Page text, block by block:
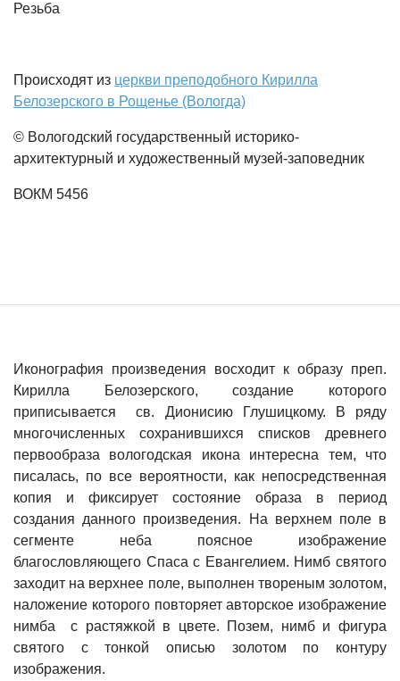
Резьба
Происходят из церкви преподобного Кирилла
Белозерского в Рощенье (Вологда)
© Вологодский государственный историко-
архитектурный и художественный музей-заповедник
ВОКМ 5456
Иконография произведения восходит к образу преп.
Кирилла Белозерского, создание которого
приписывается св. Дионисию Глушицкому. В ряду
многочисленных сохранившихся списков древнего
первообраза вологодская икона интересна тем, что
писалась, по все вероятности, как непосредственная
копия и фиксирует состояние образа в период
создания данного произведения. На верхнем поле в
сегменте неба поясное изображение
благословляющего Спаса с Евангелием. Нимб святого
заходит на верхнее поле, выполнен твореным золотом,
наложение которого повторяет авторское изображение
нимба с растяжкой в цвете. Позем, нимб и фигура
святого с тонкой описью золотом по контуру
изображения.